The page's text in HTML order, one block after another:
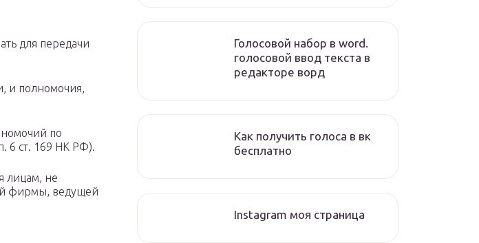
для передачи
и полномочия,
по
6 ст. 169 НК РФ).
лицам, не
фирмы, ведущей
Голосовой набор в word.
голосовой ввод текста в
редакторе ворд
Как получить голоса в вк
бесплатно
Instagram моя страница